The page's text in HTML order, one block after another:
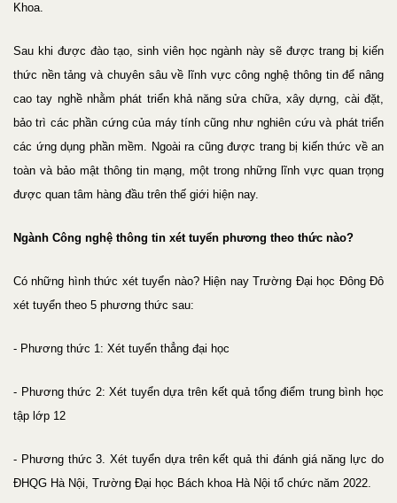
Khoa.
Sau khi được đào tạo, sinh viên học ngành này sẽ được trang bị kiến
thức nền tảng và chuyên sâu về lĩnh vực công nghệ thông tin để nâng
cao tay nghề nhằm phát triển khả năng sửa chữa, xây dựng, cài đặt,
bảo trì các phần cứng của máy tính cũng như nghiên cứu và phát triển
các ứng dụng phần mềm. Ngoài ra cũng được trang bị kiến thức về an
toàn và bảo mật thông tin mạng, một trong những lĩnh vực quan trọng
được quan tâm hàng đầu trên thế giới hiện nay.
Ngành Công nghệ thông tin xét tuyển phương theo thức nào?
Có những hình thức xét tuyển nào? Hiện nay Trường Đại học Đông Đô
xét tuyển theo 5 phương thức sau:
- Phương thức 1: Xét tuyển thẳng đại học
- Phương thức 2: Xét tuyển dựa trên kết quả tổng điểm trung bình học
tập lớp 12
- Phương thức 3. Xét tuyển dựa trên kết quả thi đánh giá năng lực do
ĐHQG Hà Nội, Trường Đại học Bách khoa Hà Nội tổ chức năm 2022.